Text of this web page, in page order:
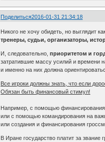
Поделиться2016-01-31 21:34:18
Никого не хочу обидеть, но выглядит
тренеры, судьи, организаторы,
И, следовательно,приоритетом и
затратившие массу усилий и времени
и именно на них должна
Все игроки должны знать, что если
Обязан быть финансовый стимул!
Например, с помощью
или с помощью командирования на
или создания и финансирования
В Иране государство платит за звание